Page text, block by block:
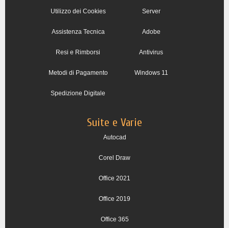
Utilizzo dei Cookies
Assistenza Tecnica
Resi e Rimborsi
Metodi di Pagamento
Spedizione Digitale
Server
Adobe
Antivirus
Windows 11
Suite e Varie
Autocad
Corel Draw
Office 2021
Office 2019
Office 365